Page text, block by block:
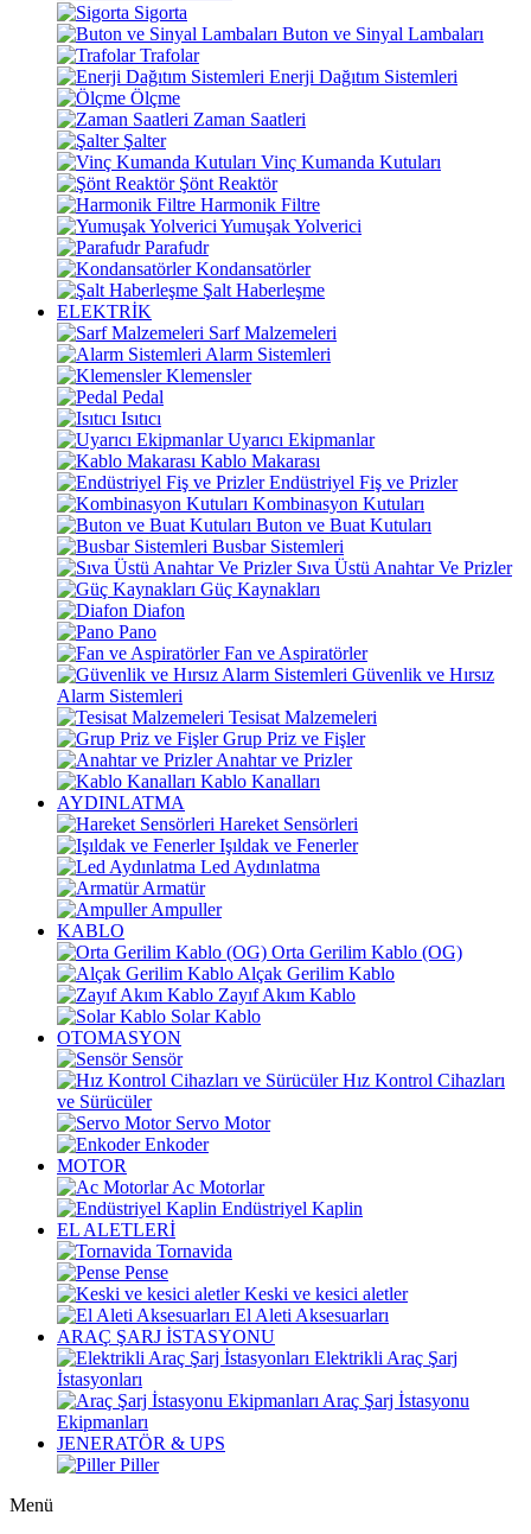
Sigorta
Buton ve Sinyal Lambaları
Trafolar
Enerji Dağıtım Sistemleri
Ölçme
Zaman Saatleri
Şalter
Vinç Kumanda Kutuları
Şönt Reaktör
Harmonik Filtre
Yumuşak Yolverici
Parafudr
Kondansatörler
Şalt Haberleşme
ELEKTRİK
Sarf Malzemeleri
Alarm Sistemleri
Klemensler
Pedal
Isıtıcı
Uyarıcı Ekipmanlar
Kablo Makarası
Endüstriyel Fiş ve Prizler
Kombinasyon Kutuları
Buton ve Buat Kutuları
Busbar Sistemleri
Sıva Üstü Anahtar Ve Prizler
Güç Kaynakları
Diafon
Pano
Fan ve Aspiratörler
Güvenlik ve Hırsız
Alarm Sistemleri
Tesisat Malzemeleri
Grup Priz ve Fişler
Anahtar ve Prizler
Kablo Kanalları
AYDINLATMA
Hareket Sensörleri
Işıldak ve Fenerler
Led Aydınlatma
Armatür
Ampuller
KABLO
Orta Gerilim Kablo (OG)
Alçak Gerilim Kablo
Zayıf Akım Kablo
Solar Kablo
OTOMASYON
Sensör
Hız Kontrol Cihazları
ve Sürücüler
Servo Motor
Enkoder
MOTOR
Ac Motorlar
Endüstriyel Kaplin
EL ALETLERİ
Tornavida
Pense
Keski ve kesici aletler
El Aleti Aksesuarları
ARAÇ ŞARJ İSTASYONU
Elektrikli Araç Şarj
İstasyonları
Araç Şarj İstasyonu
Ekipmanları
JENERATÖR & UPS
Piller
Menü